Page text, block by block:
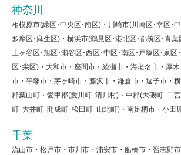
神奈川
相模原市(緑区･中央区･南区)・川崎市(川崎区･幸区･
多摩区･麻生区)・横浜市(鶴見区･港北区･都筑区･青
土ヶ谷区･旭区･瀬谷区･西区･中区･南区･戸塚区･泉区
区･栄区)・大和市・座間市・綾瀬市・海老名市・厚
市・平塚市・茅ヶ崎市・藤沢市・鎌倉市・逗子市・
郡葉山町・愛甲郡(愛川町･清川村)・中郡(大磯町･二
町･大井町･開成町･松田町･山北町)・南足柄市・小田
千葉
流山市・松戸市・市川市・浦安市・船橋市・習志野